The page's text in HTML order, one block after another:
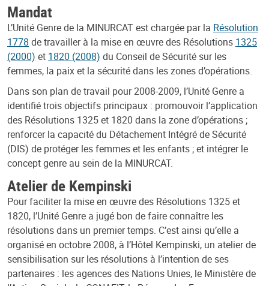
Mandat
L’Unité Genre de la MINURCAT est chargée par la Résolution
1778 de travailler à la mise en œuvre des Résolutions 1325
(2000) et 1820 (2008) du Conseil de Sécurité sur les
femmes, la paix et la sécurité dans les zones d’opérations.
Dans son plan de travail pour 2008-2009, l’Unité Genre a
identifié trois objectifs principaux : promouvoir l’application
des Résolutions 1325 et 1820 dans la zone d’opérations ;
renforcer la capacité du Détachement Intégré de Sécurité
(DIS) de protéger les femmes et les enfants ; et intégrer le
concept genre au sein de la MINURCAT.
Atelier de Kempinski
Pour faciliter la mise en œuvre des Résolutions 1325 et
1820, l’Unité Genre a jugé bon de faire connaître les
résolutions dans un premier temps. C’est ainsi qu’elle a
organisé en octobre 2008, à l’Hôtel Kempinski, un atelier de
sensibilisation sur les résolutions à l’intention de ses
partenaires : les agences des Nations Unies, le Ministère de